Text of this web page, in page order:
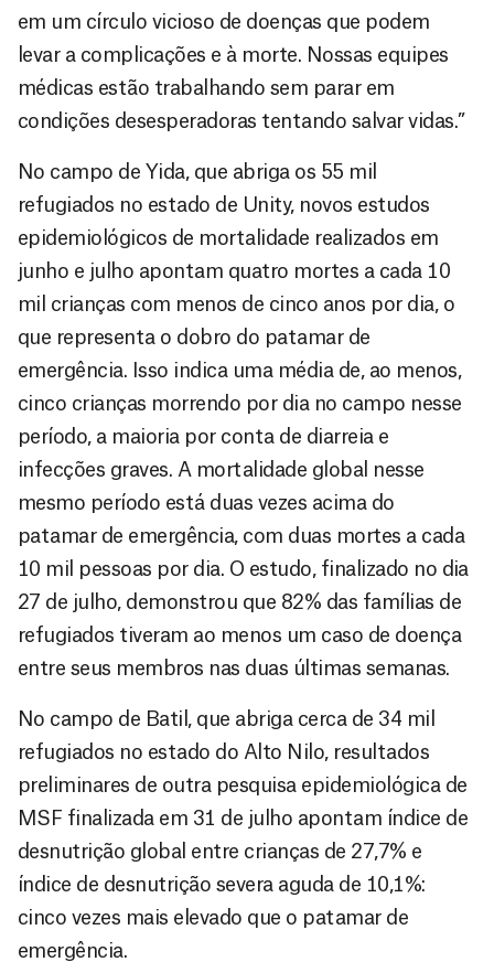
em um círculo vicioso de doenças que podem
levar a complicações e à morte. Nossas equipes
médicas estão trabalhando sem parar em
condições desesperadoras tentando salvar vidas.”
No campo de Yida, que abriga os 55 mil
refugiados no estado de Unity, novos estudos
epidemiológicos de mortalidade realizados em
junho e julho apontam quatro mortes a cada 10
mil crianças com menos de cinco anos por dia, o
que representa o dobro do patamar de
emergência. Isso indica uma média de, ao menos,
cinco crianças morrendo por dia no campo nesse
período, a maioria por conta de diarreia e
infecções graves. A mortalidade global nesse
mesmo período está duas vezes acima do
patamar de emergência, com duas mortes a cada
10 mil pessoas por dia. O estudo, finalizado no dia
27 de julho, demonstrou que 82% das famílias de
refugiados tiveram ao menos um caso de doença
entre seus membros nas duas últimas semanas.
No campo de Batil, que abriga cerca de 34 mil
refugiados no estado do Alto Nilo, resultados
preliminares de outra pesquisa epidemiológica de
MSF finalizada em 31 de julho apontam índice de
desnutrição global entre crianças de 27,7% e
índice de desnutrição severa aguda de 10,1%:
cinco vezes mais elevado que o patamar de
emergência.